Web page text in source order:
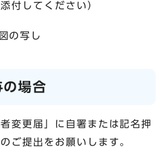
付してください）
の写し
場合
変更届」に自署または記名押
ご提出をお願いします。